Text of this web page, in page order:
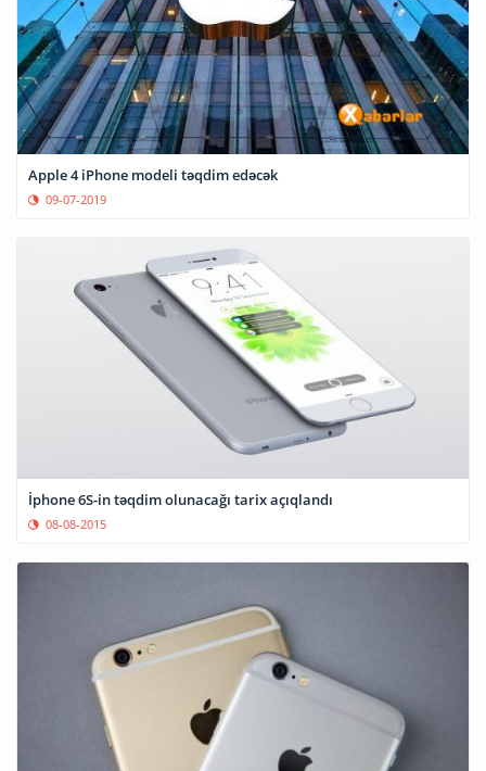
Apple 4 iPhone modeli təqdim edəcək
09-07-2019
İphone 6S-in təqdim olunacağı tarix açıqlandı
08-08-2015